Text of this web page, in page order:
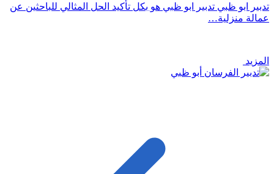
تدبير ابو ظبي تدبير ابو ظبي هو بكل تأكيد الحل المثالي للباحثين عن
عمالة منزلية…
المزيد